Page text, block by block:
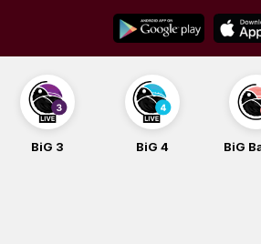
content
BiG 3 BiG 4 BiG